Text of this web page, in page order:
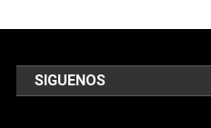
SIGUENOS